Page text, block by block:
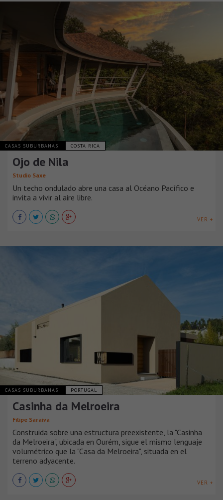
CASAS SUBURBANAS COSTA RICA
Ojo de Nila
Studio Saxe
Un techo ondulado abre una casa al Océano Pacífico e
invita a vivir al aire libre.
VER +
CASAS SUBURBANAS PORTUGAL
Casinha da Melroeira
Filipe Saraiva
Construida sobre una estructura preexistente, la "Casinha
da Melroeira", ubicada en Ourém, sigue el mismo lenguaje
volumétrico que la "Casa da Melroeira", situada en el
terreno adyacente.
VER +